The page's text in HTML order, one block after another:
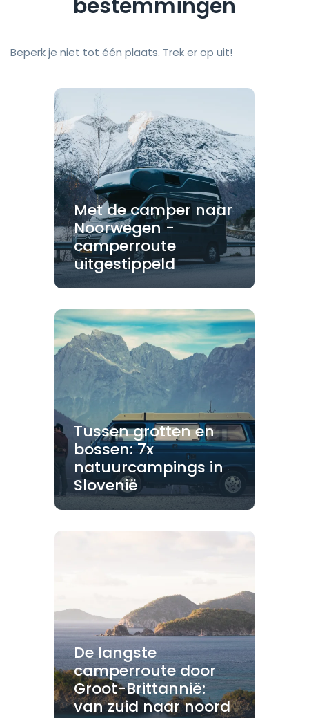
bestemmingen
Beperk je niet tot één plaats. Trek er op uit!
Met de camper naar
Noorwegen -
camperroute
uitgestippeld
Tussen grotten en
bossen: 7x
natuurcampings in
Slovenië
De langste
camperroute door
Groot-Brittannië:
van zuid naar noord